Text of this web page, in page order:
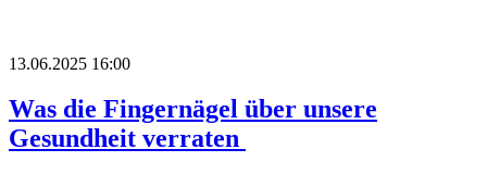
13.06.2025 16:00
Was die Fingernägel über unsere
Gesundheit verraten